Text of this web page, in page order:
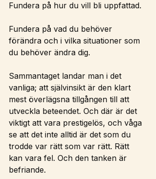
Fundera på hur du vill bli uppfattad.
Fundera på vad du behöver
förändra och i vilka situationer som
du behöver ändra dig.
Sammantaget landar man i det
vanliga; att självinsikt är den klart
mest överlägsna tillgången till att
utveckla beteendet. Och där är det
viktigt att vara prestigelös, och våga
se att det inte alltid är det som du
trodde var rätt som var rätt. Rätt
kan vara fel. Och den tanken är
befriande.